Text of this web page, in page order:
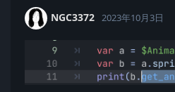
NGC3372 2023年10月3日